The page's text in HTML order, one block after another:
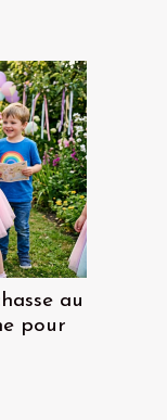
au
pour